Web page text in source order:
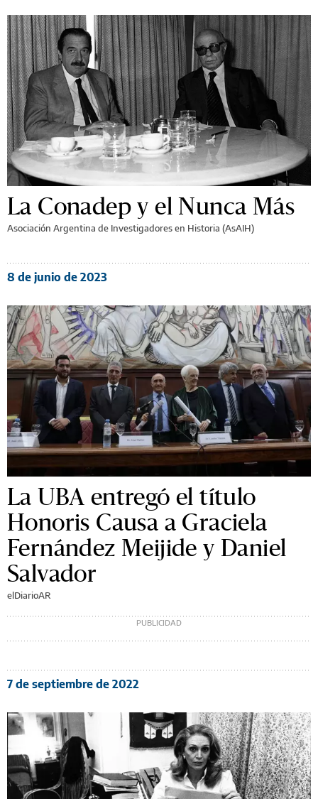
La Conadep y el Nunca Más
Asociación Argentina de Investigadores en Historia (AsAIH)
8 de junio de 2023
La UBA entregó el título
Honoris Causa a Graciela
Fernández Meijide y Daniel
Salvador
elDiarioAR
7 de septiembre de 2022